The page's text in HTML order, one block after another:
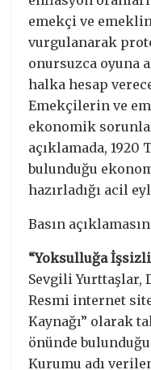
emekçi ve
vurgulanarak
onursuzca oyuna
halka hesap
Emekçilerin ve
ekonomik
açıklamada, 1920
bulunduğu
hazırladığı acil
Basın
“Yoksulluğa
Sevgili Yurttaşlar,
Resmi internet
Kaynağı” olarak
önünde
Kurumu adı